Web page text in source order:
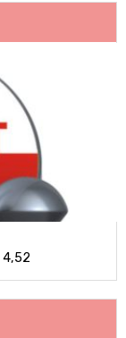
4,52